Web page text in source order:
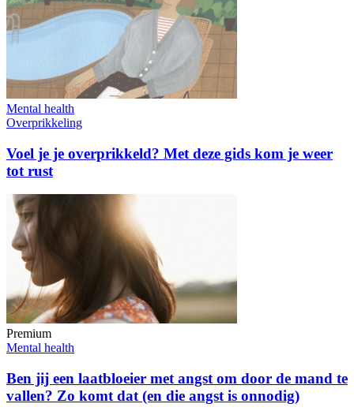
Mental health
Overprikkeling
Voel je je overprikkeld? Met deze gids kom je weer
tot rust
Premium
Mental health
Ben jij een laatbloeier met angst om door de mand te
vallen? Zo komt dat (en die angst is onnodig)